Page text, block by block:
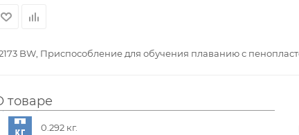
BW, Приспособление для обучения плаванию с
товаре
0.292 кг.